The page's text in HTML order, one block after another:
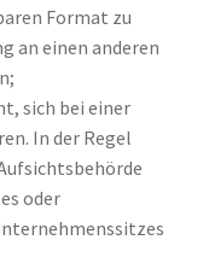
Format zu
an einen anderen
sich bei einer
In der Regel
oder